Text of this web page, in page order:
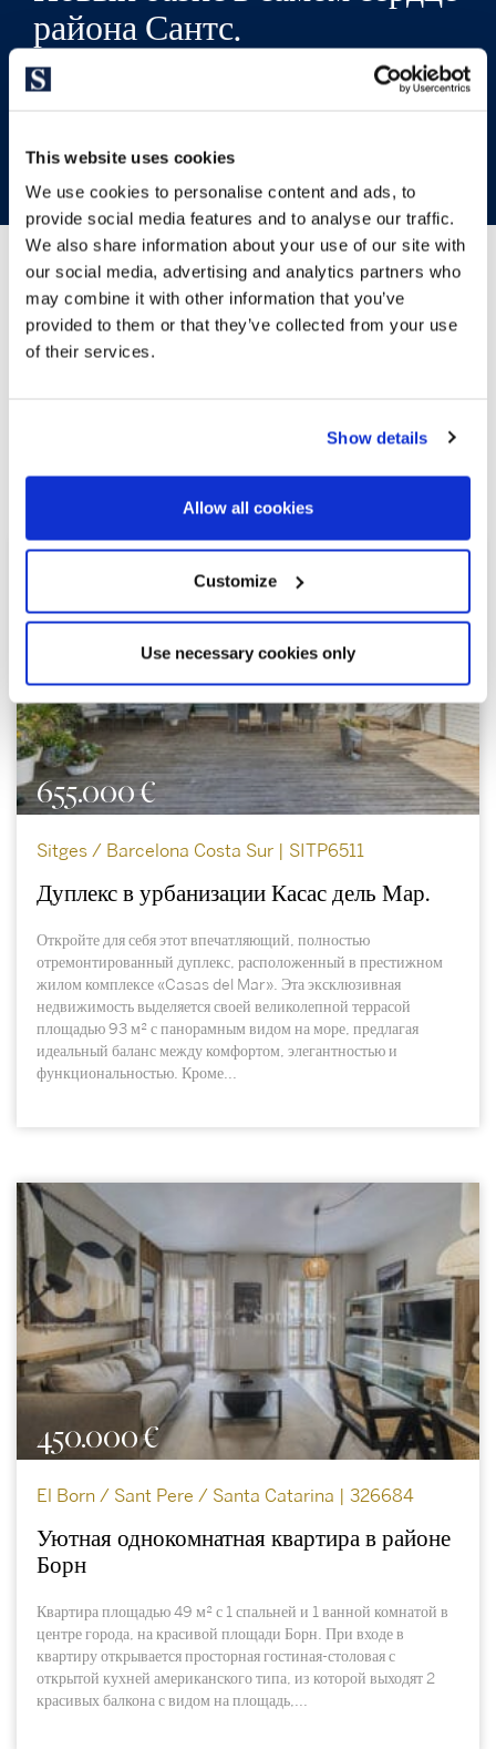
This website uses cookies
We use cookies to personalise content and ads, to
provide social media features and to analyse our traffic.
We also share information about your use of our site with
our social media, advertising and analytics partners who
may combine it with other information that you’ve
provided to them or that they’ve collected from your use
of their services.
Show details
Allow all cookies
Customize
Use necessary cookies only
района Сантс.
Просмотреть другие похожие
объекты недвижимости
655.000 €
Sitges / Barcelona Costa Sur | SITP6511
Дуплекс в урбанизации Касас дель Мар.
Откройте для себя этот впечатляющий, полностью
отремонтированный дуплекс, расположенный в престижном
жилом комплексе «Casas del Mar». Эта эксклюзивная
недвижимость выделяется своей великолепной террасой
площадью 93 м² с панорамным видом на море, предлагая
идеальный баланс между комфортом, элегантностью и
функциональностью. Кроме...
450.000 €
El Born / Sant Pere / Santa Catarina | 326684
Уютная однокомнатная квартира в районе
Борн
Квартира площадью 49 м² с 1 спальней и 1 ванной комнатой в
центре города, на красивой площади Борн. При входе в
квартиру открывается просторная гостиная-столовая с
открытой кухней американского типа, из которой выходят 2
красивых балкона с видом на площадь,...